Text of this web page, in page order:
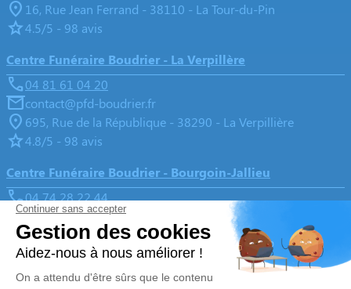
16, Rue Jean Ferrand - 38110 - La Tour-du-Pin
4.5/5 - 98 avis
Centre Funéraire Boudrier - La Verpillère
04 81 61 04 20
contact@pfd-boudrier.fr
695, Rue de la République - 38290 - La Verpillière
4.8/5 - 98 avis
Centre Funéraire Boudrier - Bourgoin-Jallieu
04 74 28 22 44
contact@pfd-boudrier.fr
31, Rue Lavoisier - 38300 - Bourgoin-Jallieu
4.6/5 - 442 avis
Nos Services Liens utiles